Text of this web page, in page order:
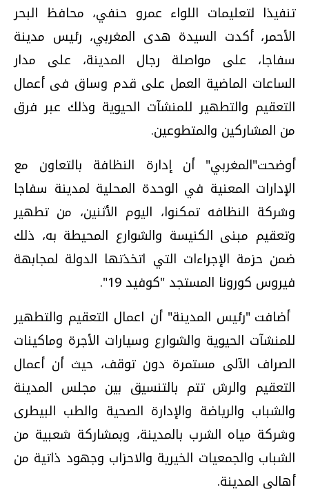
تنفيذا لتعليمات اللواء عمرو حنفي، محافظ البحر
الأحمر، أكدت السيدة هدى المغربي، رئيس مدينة
سفاجا، على مواصلة رجال المدينة، على مدار
الساعات الماضية العمل على قدم وساق فى أعمال
التعقيم والتطهير للمنشآت الحيوية وذلك عبر فرق
من المشاركين والمتطوعين.
أوضحت"المغربي" أن إدارة النظافة بالتعاون مع
الإدارات المعنية في الوحدة المحلية لمدينة سفاجا
وشركة النظافه تمكنوا، اليوم الأثنين، من تطهير
وتعقيم مبنى الكنيسة والشوارع المحيطة به، ذلك
ضمن حزمة الإجراءات التي اتخذتها الدولة لمجابهة
فيروس كورونا المستجد "كوفيد 19
".
أضافت "رئيس المدينة" أن اعمال التعقيم والتطهير
للمنشآت الحيوية والشوارع وسيارات الأجرة وماكينات
الصراف الآلى مستمرة دون توقف، حيث أن أعمال
التعقيم والرش تتم بالتنسيق بين مجلس المدينة
والشباب والرياضة والإدارة الصحية والطب البيطرى
وشركة مياه الشرب بالمدينة، وبمشاركة شعبية من
الشباب والجمعيات الخيرية والاحزاب وجهود ذاتية من
أهالى المدينة.